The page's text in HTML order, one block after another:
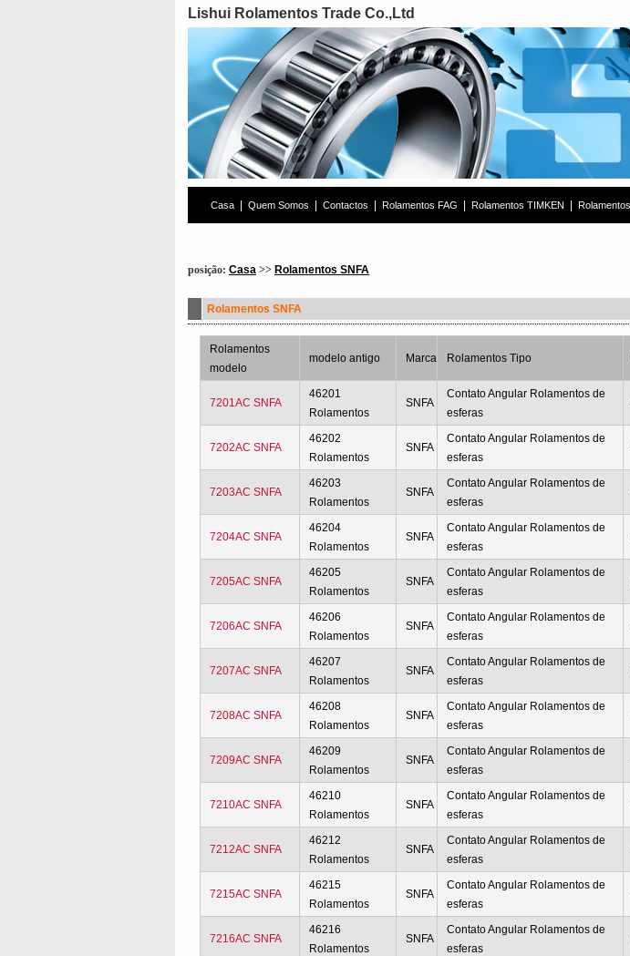
Lishui Rolamentos Trade Co.,Ltd
Casa Quem Somos Contactos Rolamentos FAG Rolamentos TIMKEN
posição: Casa >> Rolamentos SNFA
Rolamentos SNFA
Rolamentos
modelo
modelo antigo Marca Rolamentos Tipo
7201AC SNFA
46201
Rolamentos
SNFA
Contato Angular Rolamentos de
esferas
7202AC SNFA
46202
Rolamentos
SNFA
Contato Angular Rolamentos de
esferas
7203AC SNFA
46203
Rolamentos
SNFA
Contato Angular Rolamentos de
esferas
7204AC SNFA
46204
Rolamentos
SNFA
Contato Angular Rolamentos de
esferas
7205AC SNFA
46205
Rolamentos
SNFA
Contato Angular Rolamentos de
esferas
7206AC SNFA
46206
Rolamentos
SNFA
Contato Angular Rolamentos de
esferas
7207AC SNFA
46207
Rolamentos
SNFA
Contato Angular Rolamentos de
esferas
7208AC SNFA
46208
Rolamentos
SNFA
Contato Angular Rolamentos de
esferas
7209AC SNFA
46209
Rolamentos
SNFA
Contato Angular Rolamentos de
esferas
7210AC SNFA
46210
Rolamentos
SNFA
Contato Angular Rolamentos de
esferas
7212AC SNFA
46212
Rolamentos
SNFA
Contato Angular Rolamentos de
esferas
7215AC SNFA
46215
Rolamentos
SNFA
Contato Angular Rolamentos de
esferas
7216AC SNFA
46216
Rolamentos
SNFA
Contato Angular Rolamentos de
esferas